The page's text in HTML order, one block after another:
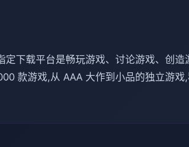
定下载平台是畅玩游戏、讨论游戏、创
款游戏,从 AAA 大作到小品的独立游